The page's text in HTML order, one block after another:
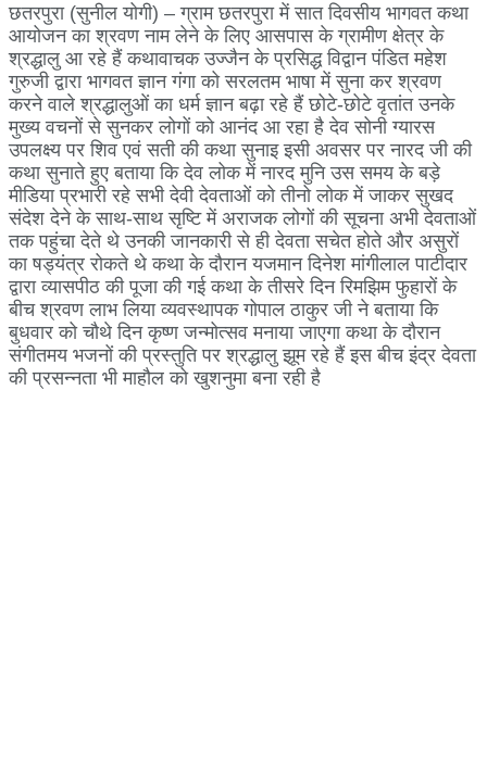
छतरपुरा (सुनील योगी) – ग्राम छतरपुरा में सात दिवसीय भागवत कथा
आयोजन का श्रवण नाम लेने के लिए आसपास के ग्रामीण क्षेत्र के
श्रद्धालु आ रहे हैं कथावाचक उज्जैन के प्रसिद्ध विद्वान पंडित महेश
गुरुजी द्वारा भागवत ज्ञान गंगा को सरलतम भाषा में सुना कर श्रवण
करने वाले श्रद्धालुओं का धर्म ज्ञान बढ़ा रहे हैं छोटे-छोटे वृतांत उनके
मुख्य वचनों से सुनकर लोगों को आनंद आ रहा है देव सोनी ग्यारस
उपलक्ष्य पर शिव एवं सती की कथा सुनाइ इसी अवसर पर नारद जी की
कथा सुनाते हुए बताया कि देव लोक में नारद मुनि उस समय के बड़े
मीडिया प्रभारी रहे सभी देवी देवताओं को तीनो लोक में जाकर सुखद
संदेश देने के साथ-साथ सृष्टि में अराजक लोगों की सूचना अभी देवताओं
तक पहुंचा देते थे उनकी जानकारी से ही देवता सचेत होते और असुरों
का षड्यंत्र रोकते थे कथा के दौरान यजमान दिनेश मांगीलाल पाटीदार
द्वारा व्यासपीठ की पूजा की गई कथा के तीसरे दिन रिमझिम फुहारों के
बीच श्रवण लाभ लिया व्यवस्थापक गोपाल ठाकुर जी ने बताया कि
बुधवार को चौथे दिन कृष्ण जन्मोत्सव मनाया जाएगा कथा के दौरान
संगीतमय भजनों की प्रस्तुति पर श्रद्धालु झूम रहे हैं इस बीच इंद्र देवता
की प्रसन्नता भी माहौल को खुशनुमा बना रही है